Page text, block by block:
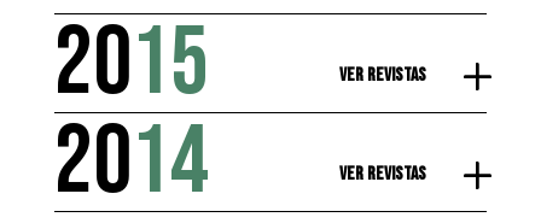
2015 Ver Revistas
2014 Ver Revistas